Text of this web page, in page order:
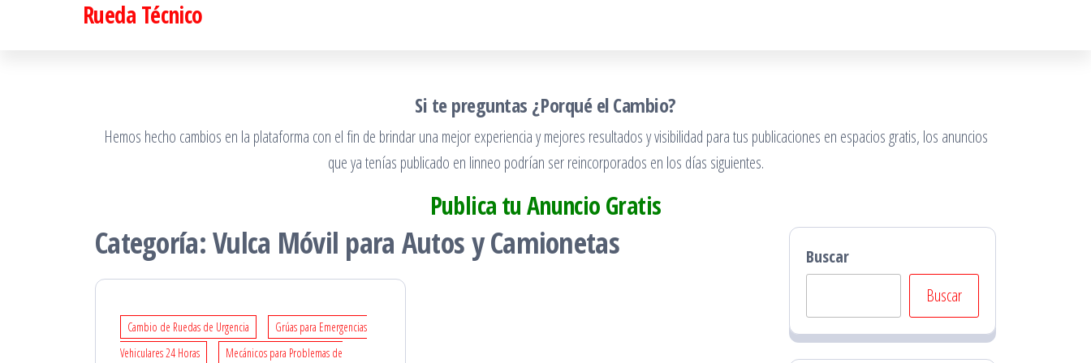
Rueda Técnico
Si te preguntas ¿Porqué el Cambio?
Hemos hecho cambios en la plataforma con el fin de brindar una mejor experiencia y mejores resultados y visibilidad para tus publicaciones en espacios gratis, los anuncios
que ya tenías publicado en linneo podrían ser reincorporados en los días siguientes.
Publica tu Anuncio Gratis
Categoría:Vulca Móvil para Autos y Camionetas
Cambio de Ruedas de Urgencia
Grúas para Emergencias
Vehiculares 24 Horas
Mecánicos para Problemas de
Buscar
Buscar